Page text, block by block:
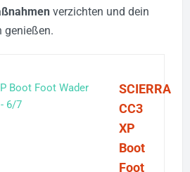
verzichten und dein
genießen.
SCIERRA
CC3
XP
Boot
Foot